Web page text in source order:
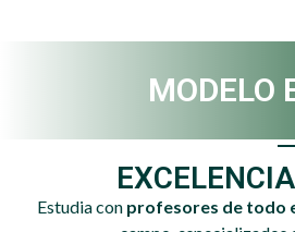
MODELO
Estudia con profesores de todo